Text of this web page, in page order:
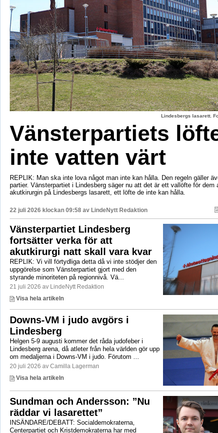
Lindesbergs lasarett.
Vänsterpartiets
inte vatten värt
REPLIK: Man ska inte lova något man inte kan hålla. Den regeln gäller
partier. Vänsterpartiet i Lindesberg säger nu att det är ett vallöfte för dem
akutkirurgin på Lindesbergs lasarett, ett löfte de inte kan hålla.
22 juli 2026 klockan 09:58 av LindeNytt Redaktion
Vänsterpartiet Lindesberg
fortsätter verka för att
akutkirurgi natt skall vara kvar
REPLIK: Vi vill förtydliga detta då vi inte stödjer den
uppgörelse som Vänsterpartiet gjort med den
styrande minoriteten på regionnivå. Vä...
21 juli 2026 av LindeNytt Redaktion
Visa hela artikeln
Downs-VM i judo avgörs i
Lindesberg
Helgen 5-9 augusti kommer det råda judofeber i
Lindesberg arena, då atleter från hela världen gör upp
om medaljerna i Downs-VM i judo. Förutom ...
20 juli 2026 av Camilla Lagerman
Visa hela artikeln
Sundman och Andersson: ”Nu
räddar vi lasarettet”
INSÄNDARE/DEBATT: Socialdemokraterna,
Centerpartiet och Kristdemokraterna har med